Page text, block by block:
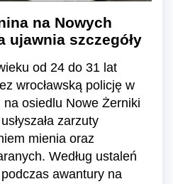
na Nowych
ujawnia szczegóły
od 24 do 31 lat
wrocławską policję w
osiedlu Nowe Żerniki
zarzuty
mienia oraz
Według ustaleń
awantury na